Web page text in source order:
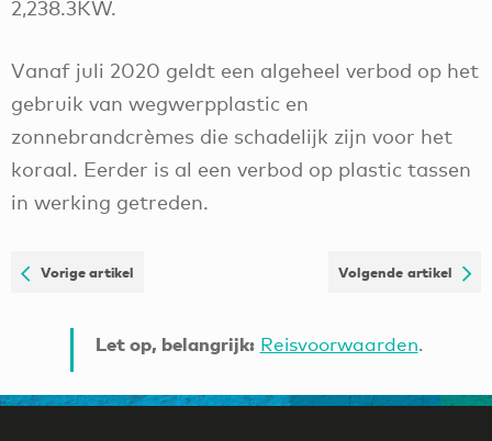
2,238.3KW.
Vanaf juli 2020 geldt een algeheel verbod op het
gebruik van wegwerpplastic en
zonnebrandcrèmes die schadelijk zijn voor het
koraal. Eerder is al een verbod op plastic tassen
in werking getreden.
Vorige artikel Volgende artikel
Let op, belangrijk: Reisvoorwaarden.